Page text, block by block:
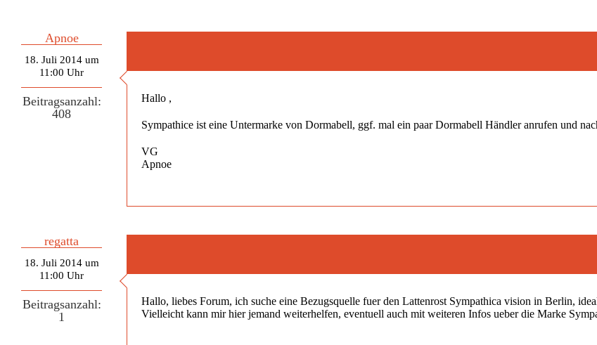
Apnoe
18. Juli 2014 um
11:00 Uhr
Beitragsanzahl:
408
Hallo ,
Sympathice ist eine Untermarke von Dormabell, ggf. mal ein paar Dormabell Händler anrufen und
VG
Apnoe
regatta
18. Juli 2014 um
11:00 Uhr
Beitragsanzahl:
1
Hallo, liebes Forum, ich suche eine Bezugsquelle fuer den Lattenrost Sympathica vision in Berlin,
Vielleicht kann mir hier jemand weiterhelfen, eventuell auch mit weiteren Infos ueber die Marke